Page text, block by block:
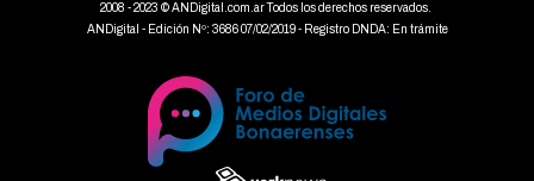
2008 - 2023 © ANDigital.com.ar Todos los derechos reservados.
ANDigital - Edición Nº: 3686 07/02/2019 - Registro DNDA: En trámite